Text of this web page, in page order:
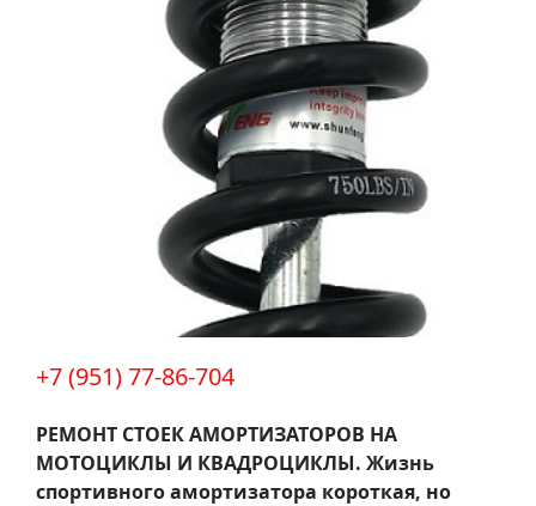
+7 (951) 77-86-704
РЕМОНТ СТОЕК АМОРТИЗАТОРОВ НА
МОТОЦИКЛЫ И КВАДРОЦИКЛЫ. Жизнь
спортивного амортизатора короткая, но